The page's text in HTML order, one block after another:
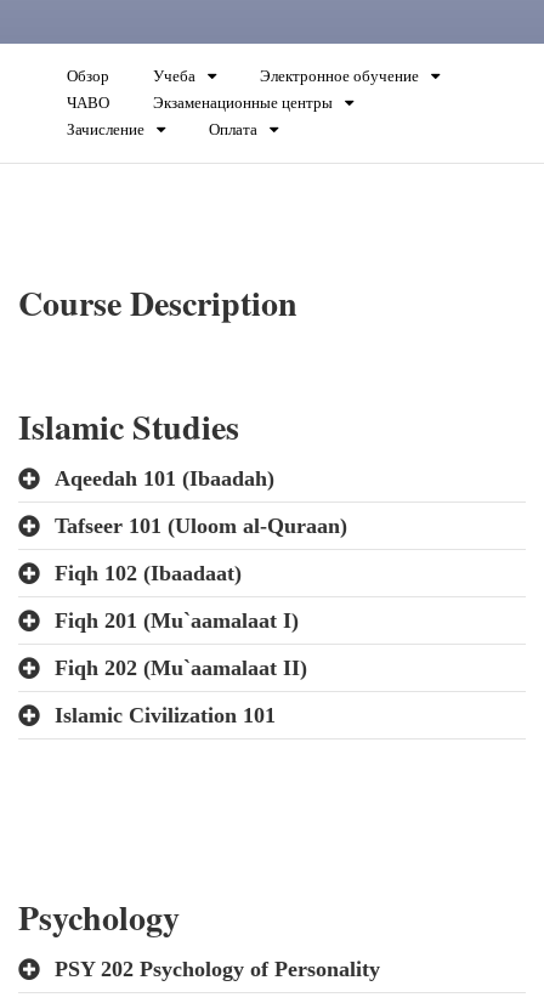
Обзор Учеба
Электронное обучение
ЧАВО
Экзаменационные центры
Зачисление
Оплата
Course Description
Islamic Studies
Aqeedah 101 (Ibaadah)
Tafseer 101 (Uloom al-Quraan)
Fiqh 102 (Ibaadaat)
Fiqh 201 (Mu`aamalaat I)
Fiqh 202 (Mu`aamalaat II)
Islamic Civilization 101
Psychology
PSY 202 Psychology of Personality